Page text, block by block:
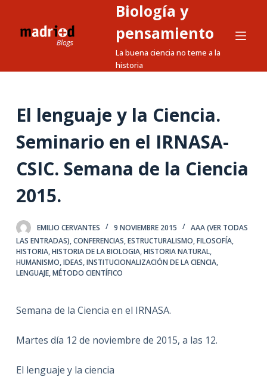
a
n
e
d
o
Biología y
pensamiento
La buena ciencia no teme a la
historia
El lenguaje y la Ciencia.
Seminario en el IRNASA-
CSIC. Semana de la Ciencia
2015.
EMILIO CERVANTES 9 NOVIEMBRE 2015
AAA (VER TODAS
LAS ENTRADAS),CONFERENCIAS,ESTRUCTURALISMO,FILOSOFÍA,
HISTORIA,HISTORIA DE LA BIOLOGIA,HISTORIA NATURAL,
HUMANISMO,IDEAS,INSTITUCIONALIZACIÓN DE LA CIENCIA,
LENGUAJE,MÉTODO CIENTÍFICO
Semana de la Ciencia en el IRNASA.
Martes día 12 de noviembre de 2015, a las 12.
El lenguaje y la ciencia